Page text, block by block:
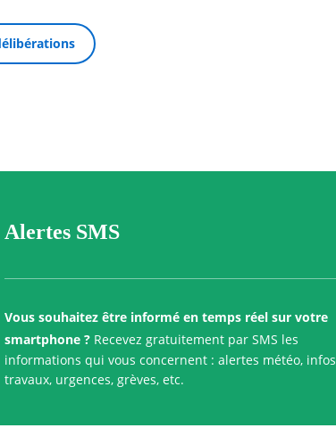
Alertes SMS
Vous souhaitez être informé en temps réel sur votre
smartphone ? Recevez gratuitement par SMS les
informations qui vous concernent : alertes météo, infos
travaux, urgences, grèves, etc.